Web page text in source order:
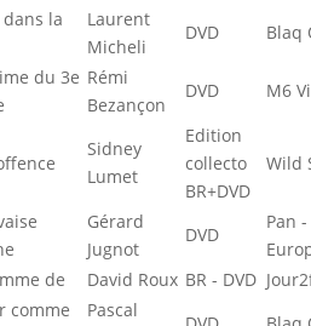
la
Laurent
Micheli
DVD Blaq
du 3e Rémi
Bezançon
DVD M6
Sidney
Lumet
Edition
collecto
BR+DVD
Wild
Gérard
Jugnot
DVD
Pan -
de David Roux BR - DVD
comme
Pascal